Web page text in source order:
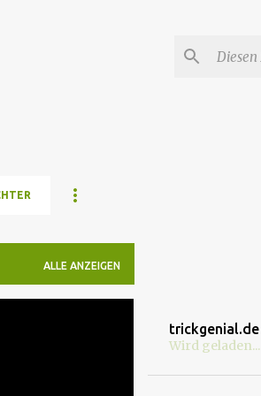
ALLE ANZEIGEN
trickgenial.de
Wird geladen...